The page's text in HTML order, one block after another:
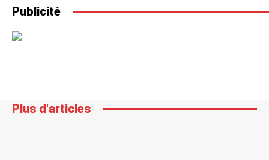
Publicité
Plus d'articles